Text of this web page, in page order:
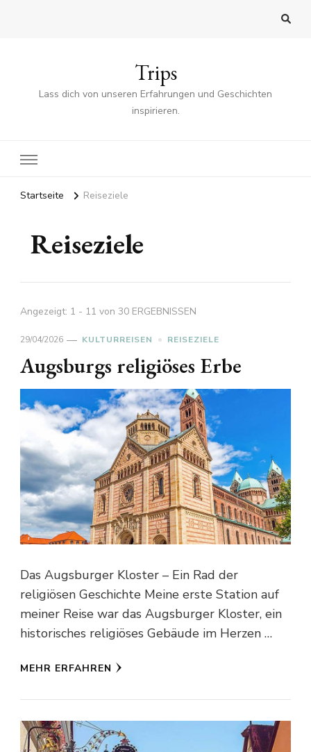
Trips
Lass dich von unseren Erfahrungen und Geschichten
inspirieren.
Startseite Reiseziele
Reiseziele
Angezeigt: 1 - 11 von 30 ERGEBNISSEN
29/04/2026 KULTURREISEN REISEZIELE
Augsburgs religiöses Erbe
Das Augsburger Kloster – Ein Rad der
religiösen Geschichte Meine erste Station auf
meiner Reise war das Augsburger Kloster, ein
historisches religiöses Gebäude im Herzen …
MEHR ERFAHREN